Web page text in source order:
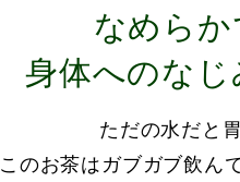
なめらか
身体へのな
ただの水だと
このお茶はガブガブ飲ん